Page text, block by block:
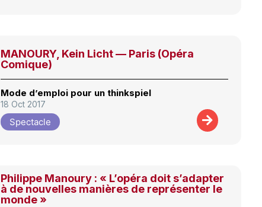
MANOURY, Kein Licht — Paris (Opéra
Comique)
Mode d’emploi pour un thinkspiel
18 Oct 2017
Spectacle
Philippe Manoury : « L’opéra doit s’adapter
à de nouvelles manières de représenter le
monde »